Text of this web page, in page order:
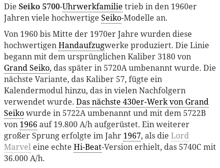
Die Seiko 5700-Uhrwerkfamilie trieb in den 1960er
Jahren viele hochwertige Seiko-Modelle an.
Von 1960 bis Mitte der 1970er Jahre wurden diese
hochwertigenHandaufzugwerke produziert. Die Linie
begann mit dem ursprünglichen Kaliber 3180 von
Grand Seiko, das später in 5720A umbenannt wurde. Die
nächste Variante, das Kaliber 57, fügte ein
Kalendermodul hinzu, das in vielen Nachfolgern
verwendet wurde. Das nächste 430er-Werk von Grand
Seikowurde in 5722A umbenannt und mit dem 5722B
von 1966 auf 19.800 A/h aufgerüstet. Ein weiterer
großer Sprung erfolgte im Jahr 1967, als die Lord
Marvel eine echte Hi-Beat-Version erhielt, das 5740C mit
36.000 A/h.